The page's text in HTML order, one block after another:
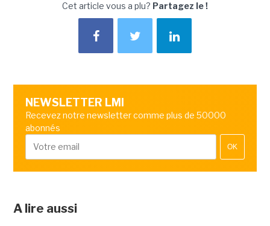
Cet article vous a plu? Partagez le !
NEWSLETTER LMI
Recevez notre newsletter comme plus de 50000
abonnés
OK
A lire aussi